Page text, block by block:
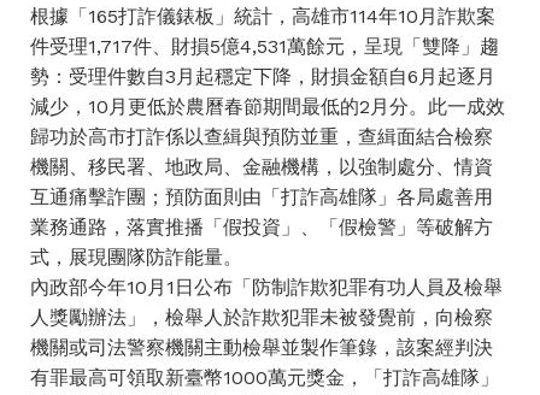
根據「165打詐儀錶板」統計，高雄市114年10月詐欺案
件受理1,717件、財損5億4,531萬餘元，呈現「雙降」趨
勢：受理件數自3月起穩定下降，財損金額自6月起逐月
減少，10月更低於農曆春節期間最低的2月分。此一成效
歸功於高市打詐係以查緝與預防並重，查緝面結合檢察
機關、移民署、地政局、金融機構，以強制處分、情資
互通痛擊詐團；預防面則由「打詐高雄隊」各局處善用
業務通路，落實推播「假投資」、「假檢警」等破解方
式，展現團隊防詐能量。
內政部今年10月1日公布「防制詐欺犯罪有功人員及檢舉
人獎勵辦法」，檢舉人於詐欺犯罪未被發覺前，向檢察
機關或司法警察機關主動檢舉並製作筆錄，該案經判決
有罪最高可領取新臺幣1000萬元獎金，「打詐高雄隊」